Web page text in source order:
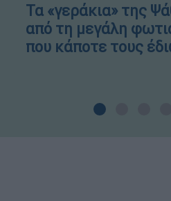
Τα «γεράκια» της
από τη μεγάλη
που κάποτε τους